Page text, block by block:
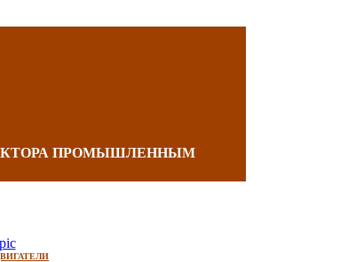
ПРОМЫШЛЕННЫМ